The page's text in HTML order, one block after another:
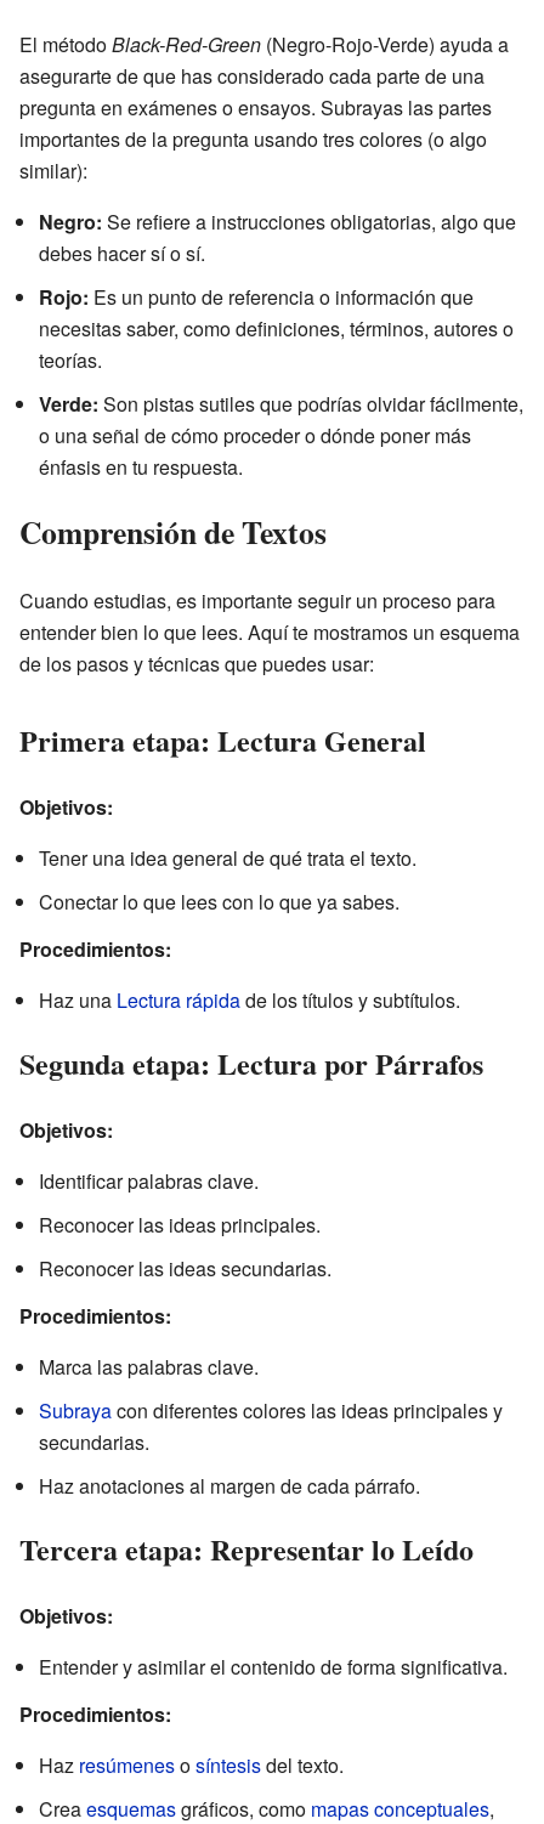
El métodoBlack-Red-Green (Negro-Rojo-Verde) ayuda a
asegurarte de que has considerado cada parte de una
pregunta en exámenes o ensayos. Subrayas las partes
importantes de la pregunta usando tres colores (o algo
similar):
Negro: Se refiere a instrucciones obligatorias, algo que
debes hacer sí o sí.
Rojo: Es un punto de referencia o información que
necesitas saber, como definiciones, términos, autores o
teorías.
Verde: Son pistas sutiles que podrías olvidar fácilmente,
o una señal de cómo proceder o dónde poner más
énfasis en tu respuesta.
Comprensión de Textos
Cuando estudias, es importante seguir un proceso para
entender bien lo que lees. Aquí te mostramos un esquema
de los pasos y técnicas que puedes usar:
Primera etapa: Lectura General
Objetivos:
Tener una idea general de qué trata el texto.
Conectar lo que lees con lo que ya sabes.
Procedimientos:
Haz una Lectura rápidade los títulos y subtítulos.
Segunda etapa: Lectura por Párrafos
Objetivos:
Identificar palabras clave.
Reconocer las ideas principales.
Reconocer las ideas secundarias.
Procedimientos:
Marca las palabras clave.
Subrayacon diferentes colores las ideas principales y
secundarias.
Haz anotaciones al margen de cada párrafo.
Tercera etapa: Representar lo Leído
Objetivos:
Entender y asimilar el contenido de forma significativa.
Procedimientos:
Haz resúmenesosíntesisdel texto.
Creaesquemasgráficos, como mapas conceptuales,